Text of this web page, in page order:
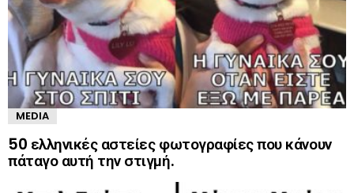
MEDIA
50 ελληνικές αστείες φωτογραφίες που κάνουν
πάταγο αυτή την στιγμή.